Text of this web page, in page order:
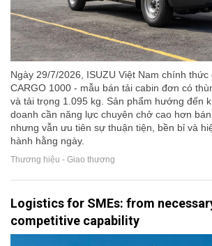
Ngày 29/7/2026, ISUZU Việt Nam chính thức
CARGO 1000 - mẫu bán tải cabin đơn có
và tải trọng 1.095 kg. Sản phẩm hướng đến
doanh cần năng lực chuyên chở cao hơn bán
nhưng vẫn ưu tiên sự thuận tiện, bền bỉ và
hành hằng ngày.
Thương hiệu - Giao thương
Logistics for SMEs: from
competitive capability